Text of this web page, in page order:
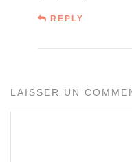
REPLY
LAISSER UN